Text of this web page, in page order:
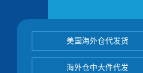
美国海外仓代发货
海外仓中大件代发